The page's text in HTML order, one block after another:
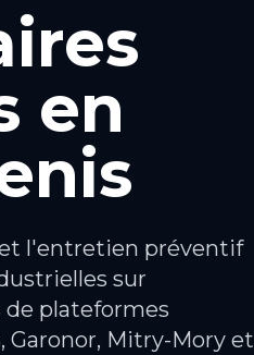
en
l'entretien préventif
sur
de plateformes
Garonor, Mitry-Mory et